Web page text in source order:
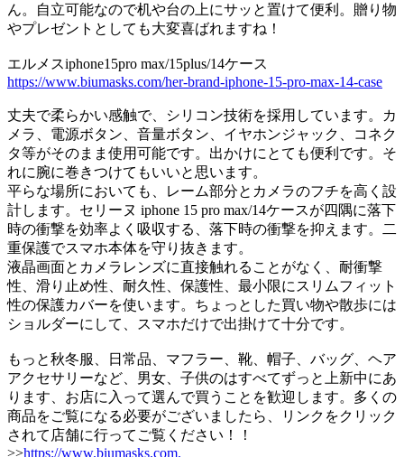
ん。自立可能なので机や台の上にサッと置けて便利。贈り物
やプレゼントとしても大変喜ばれますね！
エルメスiphone15pro max/15plus/14ケース
https://www.biumasks.com/her-brand-iphone-15-pro-max-14-case
丈夫で柔らかい感触で、シリコン技術を採用しています。カ
メラ、電源ボタン、音量ボタン、イヤホンジャック、コネク
タ等がそのまま使用可能です。出かけにとても便利です。そ
れに腕に巻きつけてもいいと思います。
平らな場所においても、レーム部分とカメラのフチを高く設
計します。セリーヌ iphone 15 pro max/14ケースが四隅に落下
時の衝撃を効率よく吸収する、落下時の衝撃を抑えます。二
重保護でスマホ本体を守り抜きます。
液晶画面とカメラレンズに直接触れることがなく、耐衝撃
性、滑り止め性、耐久性、保護性、最小限にスリムフィット
性の保護カバーを使います。ちょっとした買い物や散歩には
ショルダーにして、スマホだけで出掛けて十分です。
もっと秋冬服、日常品、マフラー、靴、帽子、バッグ、ヘア
アクセサリーなど、男女、子供のはすべてずっと上新中にあ
ります、お店に入って選んで買うことを歓迎します。多くの
商品をご覧になる必要がございましたら、リンクをクリック
されて店舗に行ってご覧ください！！
>>https://www.biumasks.com.